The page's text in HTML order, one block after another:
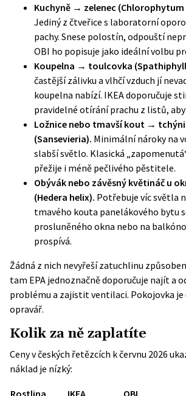
Kuchyně → zelenec
Jediný z čtveřice s laboratorní
pachy. Snese polostín, odpouští
OBI ho popisuje jako ideální volbu
Koupelna → toulcovka
častější zálivku a vlhčí vzduch jí
koupelna nabízí. IKEA doporučuje
pravidelné otírání prachu z listů,
Ložnice nebo tmavší kout →
(Sansevieria). Minimální nároky na
slabší světlo. Klasická
přežije i méně pečlivého pěstitele.
Obývák nebo závěsný květináč u
(Hedera helix). Potřebuje víc světla
tmavého kouta panelákového bytu
prosluněného okna nebo na
prospívá.
Žádná z nich nevyřeší zatuchlinu
tam EPA jednoznačně doporučuje najít a
problému a zajistit ventilaci. Pokojovka je
opravář.
Kolik za ně zaplatíte
Ceny v českých řetězcích k červnu 2026
náklad je nízký:
Rostlina IKEA OBI